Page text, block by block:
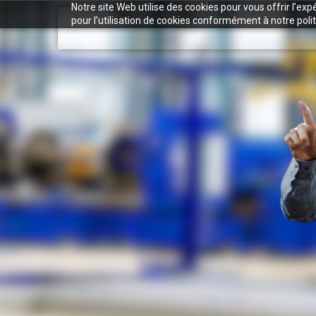
Notre site Web utilise des cookies pour vous offrir
pour l’utilisation de cookies conformément à notre